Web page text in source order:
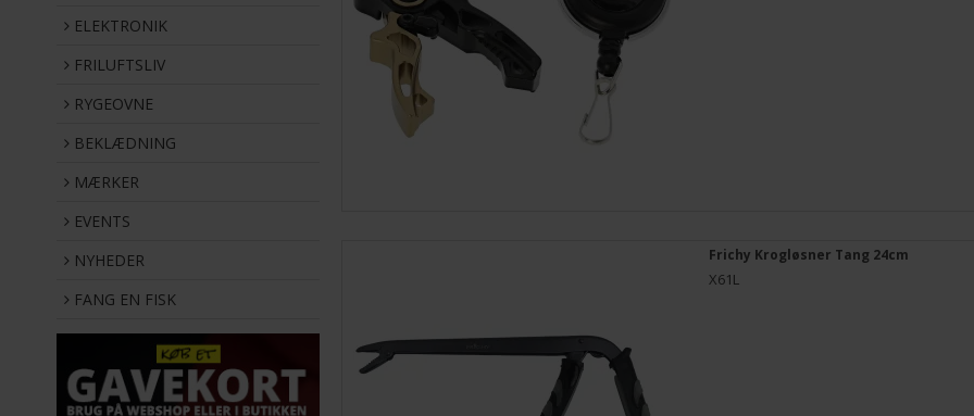
ELEKTRONIK
FRILUFTSLIV
RYGEOVNE
BEKLÆDNING
MÆRKER
EVENTS
NYHEDER
FANG EN FISK
Frichy Krogløsner Tang 24cm
X61L